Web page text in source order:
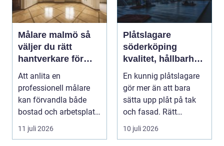
Målare malmö så
väljer du rätt
hantverkare för
hem och företag
Att anlita en
professionell målare
kan förvandla både
bostad och arbetsplats
på kort tid. Färger, yt...
11 juli 2026
Plåtslagare
söderköping
kvalitet, hållbarhet
och tryggt
takarbete
En kunnig plåtslagare
gör mer än att bara
sätta upp plåt på tak
och fasad. Rätt
plåtarbeten skyddar ...
10 juli 2026